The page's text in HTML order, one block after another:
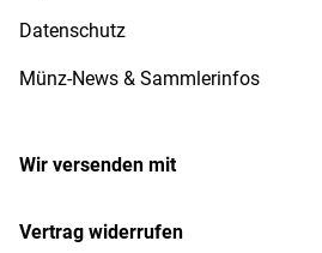
Datenschutz
Münz-News & Sammlerinfos
Wir versenden mit
Vertrag widerrufen